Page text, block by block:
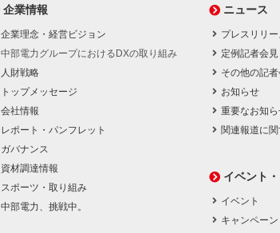
企業情報
企業理念・経営ビジョン
中部電力グループにおけるDXの取り組み
人財戦略
トップメッセージ
会社情報
レポート・パンフレット
ガバナンス
資材調達情報
スポーツ・取り組み
中部電力、挑戦中。
ニュース
プレスリリー
定例記者会見
その他の記
お知らせ
重要なお知
関連報道に
イベント
イベント
キャンペーン